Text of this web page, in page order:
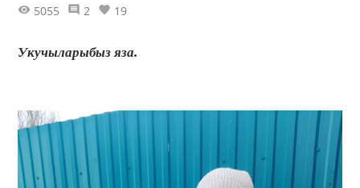
5055 2 19
Укучыларыбыз яза.